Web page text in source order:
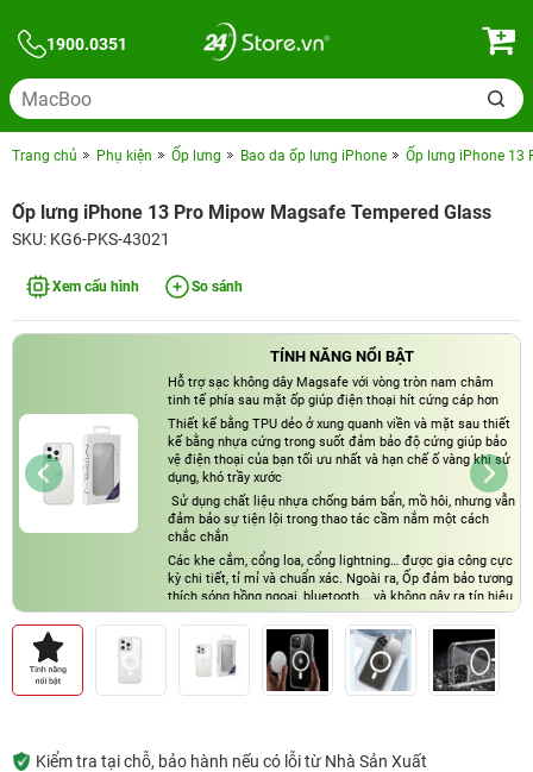
1900.0351
Trang chủ Phụ kiện Ốp lưng Bao da ốp lưng iPhone Ốp lưng iPhone 13
Ốp lưng iPhone 13 Pro Mipow Magsafe Tempered Glass
SKU: KG6-PKS-43021
Xem cấu hình So sánh
TÍNH NĂNG NỔI BẬT
Hỗ trợ sạc không dây Magsafe với vòng tròn nam châm
tinh tế phía sau mặt ốp giúp điện thoại hít cứng cáp hơn
Thiết kế bằng TPU dẻo ở xung quanh viền và mặt sau thiết
kế bằng nhựa cứng trong suốt đảm bảo độ cứng giúp bảo
vệ điện thoại của bạn tối ưu nhất và hạn chế ố vàng khi sử
dụng, khó trầy xước
Sử dụng chất liệu nhựa chống bám bẩn, mồ hôi, nhưng vẫn
đảm bảo sự tiện lội trong thao tác cầm nắm một cách
chắc chắn
Các khe cắm, cổng loa, cổng lightning… được gia công cực
kỳ chi tiết, tỉ mỉ và chuẩn xác. Ngoài ra, Ốp đảm bảo tương
thích sóng hồng ngoại, bluetooth,… và không gây ra tín hiệu
mạng, sóng điện thoại kém
Đặc biệt mặt lưng thiết kế “Optical texture” giúp giảm
nhiệt mặt lưng trong quá trình sạc và sử dụng
Kiểm tra tại chỗ, bảo hành nếu có lỗi từ Nhà Sản Xuất